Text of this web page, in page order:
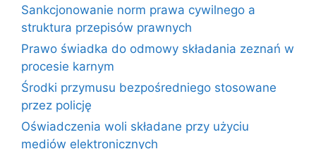
Sankcjonowanie norm prawa cywilnego a
struktura przepisów prawnych
Prawo świadka do odmowy składania zeznań w
procesie karnym
Środki przymusu bezpośredniego stosowane
przez policję
Oświadczenia woli składane przy użyciu
mediów elektronicznych